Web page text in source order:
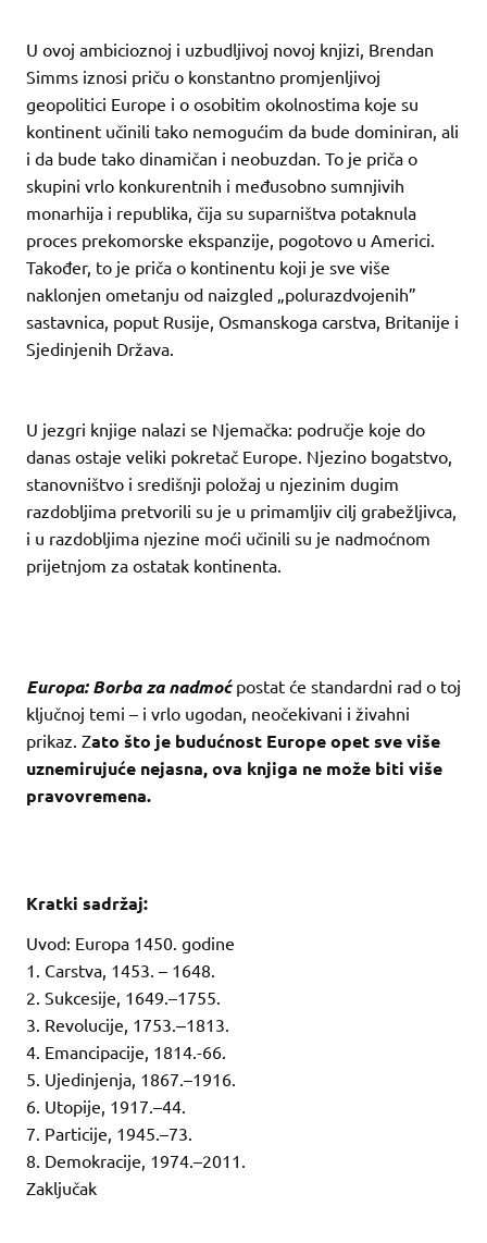
U ovoj ambicioznoj i uzbudljivoj novoj knjizi, Brendan
Simms iznosi priču o konstantno promjenljivoj
geopolitici Europe i o osobitim okolnostima koje su
kontinent učinili tako nemogućim da bude dominiran, ali
i da bude tako dinamičan i neobuzdan. To je priča o
skupini vrlo konkurentnih i međusobno sumnjivih
monarhija i republika, čija su suparništva potaknula
proces prekomorske ekspanzije, pogotovo u Americi.
Također, to je priča o kontinentu koji je sve više
naklonjen ometanju od naizgled „polurazdvojenih”
sastavnica, poput Rusije, Osmanskoga carstva, Britanije i
Sjedinjenih Država.
U jezgri knjige nalazi se Njemačka: područje koje do
danas ostaje veliki pokretač Europe. Njezino bogatstvo,
stanovništvo i središnji položaj u njezinim dugim
razdobljima pretvorili su je u primamljiv cilj grabežljivca,
i u razdobljima njezine moći učinili su je nadmoćnom
prijetnjom za ostatak kontinenta.
Europa: Borba za nadmoćpostat će standardni rad o toj
ključnoj temi – i vrlo ugodan, neočekivani i živahni
prikaz. Zato što je budućnost Europe opet sve više
uznemirujuće nejasna, ova knjiga ne može biti više
pravovremena.
Kratki sadržaj:
Uvod: Europa 1450. godine
1. Carstva, 1453. – 1648.
2. Sukcesije, 1649.–1755.
3. Revolucije, 1753.‒1813.
4. Emancipacije, 1814.-66.
5. Ujedinjenja, 1867.–1916.
6. Utopije, 1917.–44.
7. Particije, 1945.–73.
8. Demokracije, 1974.–2011.
Zaključak